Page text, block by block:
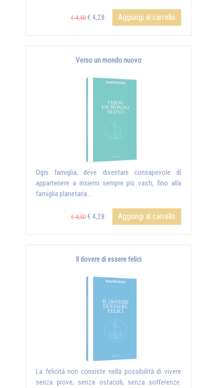
€ 4,50 € 4,28 Aggiungi al carrello
Verso un mondo nuovo
Ogni famiglia, deve diventare consapevole di
appartenere a insiemi sempre più vasti, fino alla
famiglia planetaria...
€ 4,50 € 4,28 Aggiungi al carrello
Il dovere di essere felici
La felicità non consiste nella possibilità di vivere
senza prove, senza ostacoli, senza sofferenze.